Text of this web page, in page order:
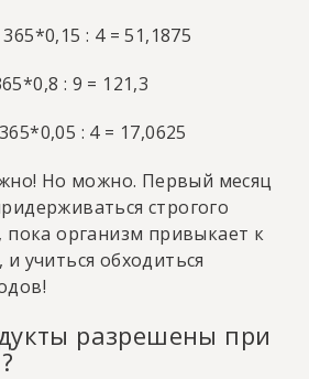
: 4 = 51,1875
: 9 = 121,3
: 4 = 17,0625
Но можно. Первый месяц
строгого
пока организм привыкает к
учиться обходиться
разрешены при